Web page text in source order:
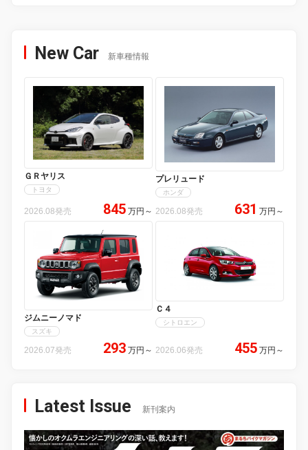
New Car 新車種情報
ＧＲヤリス
トヨタ
2026.08発売 845 万円 ～
プレリュード
ホンダ
2026.08発売 631 万円 ～
ジムニーノマド
スズキ
2026.07発売 293 万円 ～
Ｃ４
シトロエン
2026.06発売 455 万円 ～
Latest Issue 新刊案内